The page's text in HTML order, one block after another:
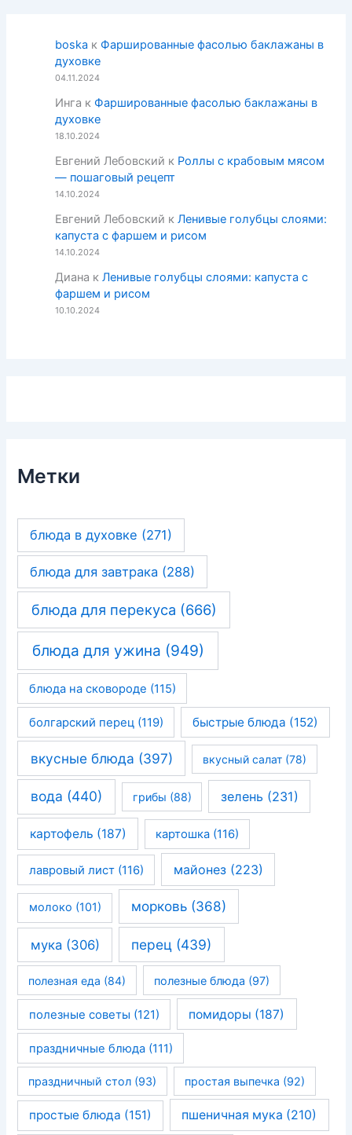
boska к Фаршированные фасолью баклажаны в
духовке
04.11.2024
Инга к Фаршированные фасолью баклажаны в
духовке
18.10.2024
Евгений Лебовский к Роллы с крабовым мясом
— пошаговый рецепт
14.10.2024
Евгений Лебовский к Ленивые голубцы слоями:
капуста с фаршем и рисом
14.10.2024
Диана к Ленивые голубцы слоями: капуста с
фаршем и рисом
10.10.2024
Метки
блюда в духовке (271)
блюда для завтрака (288)
блюда для перекуса (666)
блюда для ужина (949)
блюда на сковороде (115)
болгарский перец(119) быстрые блюда (152)
вкусные блюда (397) вкусный салат (78)
вода (440) грибы (88) зелень (231)
картофель (187) картошка (116)
лавровый лист(116) майонез(223)
молоко (101) морковь(368)
мука(306) перец (439)
полезная еда (84) полезные блюда (97)
полезные советы (121) помидоры (187)
праздничные блюда(111)
праздничный стол (93) простая выпечка (92)
простые блюда (151) пшеничная мука (210)